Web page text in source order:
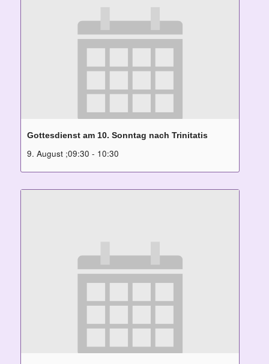
Gottesdienst am 10. Sonntag nach Trinitatis
9. August ;09:30 - 10:30